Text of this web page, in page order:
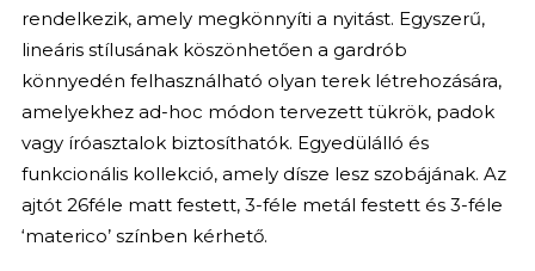
rendelkezik, amely megkönnyíti a nyitást. Egyszerű,
lineáris stílusának köszönhetően a gardrób
könnyedén felhasználható olyan terek létrehozására,
amelyekhez ad-hoc módon tervezett tükrök, padok
vagy íróasztalok biztosíthatók. Egyedülálló és
funkcionális kollekció, amely dísze lesz szobájának. Az
ajtót 26féle matt festett, 3-féle metál festett és 3-féle
‘materico’ színben kérhető.